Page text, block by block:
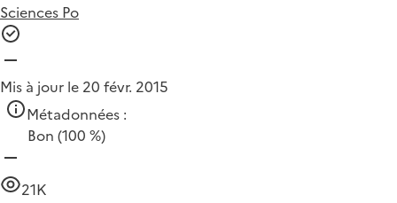
Sciences Po
Mis à jour le 20 févr. 2015
Métadonnées :
Bon (100 %)
21K